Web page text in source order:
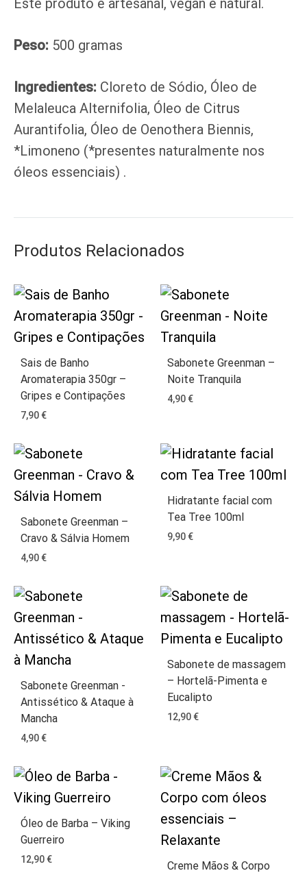
Este produto é artesanal, vegan e natural.
Peso: 500 gramas
Ingredientes: Cloreto de Sódio, Óleo de
Melaleuca Alternifolia, Óleo de Citrus
Aurantifolia, Óleo de Oenothera Biennis,
*Limoneno (*presentes naturalmente nos
óleos essenciais) .
Produtos Relacionados
Sais de Banho
Aromaterapia 350gr –
Gripes e Contipações
7,90€
Sabonete Greenman –
Noite Tranquila
4,90€
Sabonete Greenman –
Cravo & Sálvia Homem
4,90€
Hidratante facial com
Tea Tree 100ml
9,90€
Sabonete Greenman -
Antissético & Ataque à
Mancha
4,90€
Sabonete de massagem
– Hortelã-Pimenta e
Eucalipto
12,90€
Óleo de Barba – Viking
Guerreiro
12,90€
Creme Mãos & Corpo